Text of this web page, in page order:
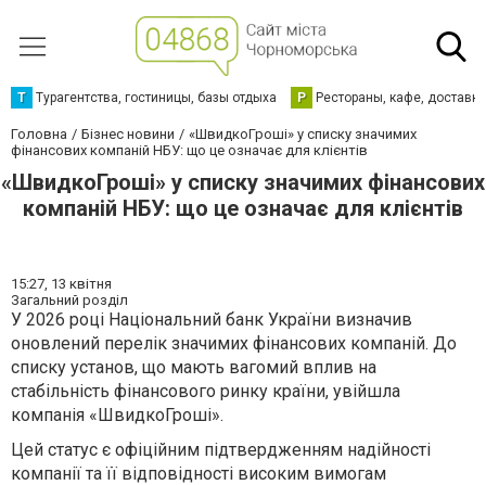
Т Турагентства, гостиницы, базы отдыха Р Рестораны, кафе,
Головна Бізнес новини
«ШвидкоГроші» у списку значимих
фінансових компаній НБУ: що це означає для клієнтів
«ШвидкоГроші» у списку значимих фінансових
компаній НБУ: що це означає для клієнтів
15:27, 13 квітня
Загальний розділ
У 2026 році Національний банк України визначив
оновлений перелік значимих фінансових компаній. До
списку установ, що мають вагомий вплив на
стабільність фінансового ринку країни, увійшла
компанія «ШвидкоГроші».
Цей статус є офіційним підтвердженням надійності
компанії та її відповідності високим вимогам